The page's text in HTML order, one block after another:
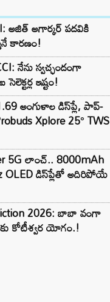
అజిత్ అగార్కర్ పదవికి
కారణం!
నేను స్వచ్ఛందంగా
ఇష్టం!
అంగుళాల డిస్‌ప్లే, పాప్-
Xplore 25° TWS
5G లాంచ్.. 8000mAh
OLED డిస్‌ప్లేతో అదిరిపోయే
2026: బాబా వంగా
కోటీశ్వర యోగం.!